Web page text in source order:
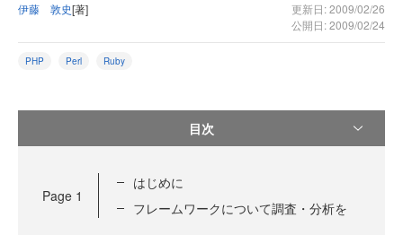
伊藤 敦史[著]
更新日: 2009/02/26
公開日: 2009/02/24
PHP Perl Ruby
目次
Page 1
はじめに
フレームワークについて調査・分析を